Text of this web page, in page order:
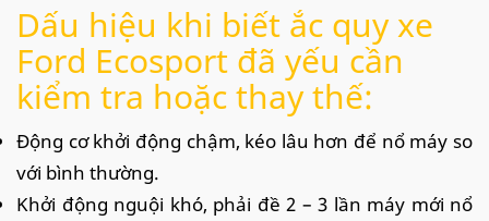
Dấu hiệu khi biết ắc quy xe
Ford Ecosport đã yếu cần
kiểm tra hoặc thay thế:
Động cơ khởi động chậm, kéo lâu hơn để nổ máy so
với bình thường.
Khởi động nguội khó, phải đề 2 – 3 lần máy mới nổ